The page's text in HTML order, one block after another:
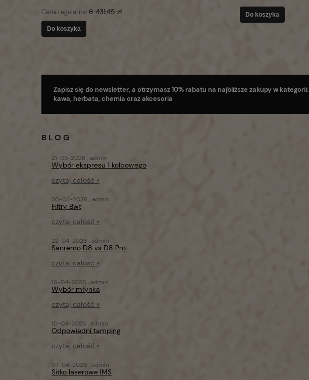
Cena regularna: 6 431,45 zł
Do koszyka
Do koszyka
Zapisz się do newsletter, a otrzymasz 10% rabatu na najbliższe zakupy w kategorii:
kawa, herbata, chemia oraz akcesoria
BLOG
Wybór ekspresu 1 kolbowego
21-05-2026 , admin
czytaj całość »
Filtry Bwt
30-04-2026 , admin
czytaj całość »
Sanremo D8 vs D8 Pro
22-04-2026 , admin
czytaj całość »
Wybór młynka
16-04-2026 , admin
czytaj całość »
Odpowiedni tamping
10-04-2026 , admin
czytaj całość »
Sitko laserowe IMS
07-04-2026 , admin